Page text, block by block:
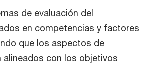
de evaluación del
en competencias y factores
que los aspectos de
alineados con los objetivos